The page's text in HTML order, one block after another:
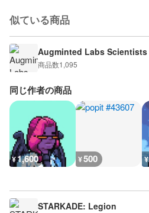
似ている商品
Augminted Labs Scientists
商品数1,095
同じ作者の商品
¥1,600 ¥500 ¥
STARKADE: Legion